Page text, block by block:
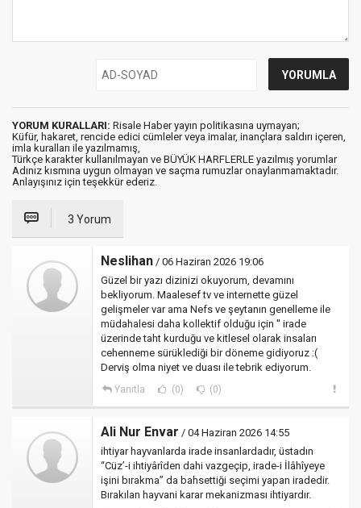
YORUM KURALLARI: Risale Haber yayın politikasına uymayan;
Küfür, hakaret, rencide edici cümleler veya imalar, inançlara saldırı içeren,
imla kuralları ile yazılmamış,
Türkçe karakter kullanılmayan ve BÜYÜK HARFLERLE yazılmış yorumlar
Adınız kısmına uygun olmayan ve saçma rumuzlar onaylanmamaktadır.
Anlayışınız için teşekkür ederiz.
3 Yorum
Neslihan / 06 Haziran 2026 19:06
Güzel bir yazı dizinizi okuyorum, devamını
bekliyorum. Maalesef tv ve internette güzel
gelişmeler var ama Nefs ve şeytanın genelleme ile
müdahalesi daha kollektif olduğu için '' irade
üzerinde taht kurduğu ve kitlesel olarak insaları
cehenneme sürüklediği bir döneme gidiyoruz :(
Derviş olma niyet ve duası ile tebrik ediyorum.
Yanıtla (0) (0)
Ali Nur Envar / 04 Haziran 2026 14:55
ihtiyar hayvanlarda irade insanlardadır, üstadın
“Cüz’-i ihtiyârîden dahi vazgeçip, irade-i İlâhîyeye
işini bırakma” da bahsettiği seçimi yapan iradedir.
Bırakılan hayvani karar mekanizması ihtiyardır.